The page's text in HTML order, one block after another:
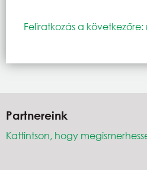
Feliratkozás a
Partnereink
Kattintson, hogy